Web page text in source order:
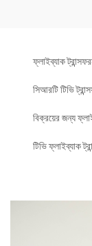
ফ্লাইব্যাক
সিআরটি টিভি
বিক্রয়ের জন্য
টিভি ফ্লাইব্যাক